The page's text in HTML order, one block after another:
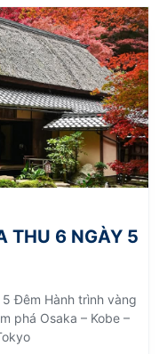
THU 6 NGÀY 5
Đêm Hành trình vàng
phá Osaka – Kobe –